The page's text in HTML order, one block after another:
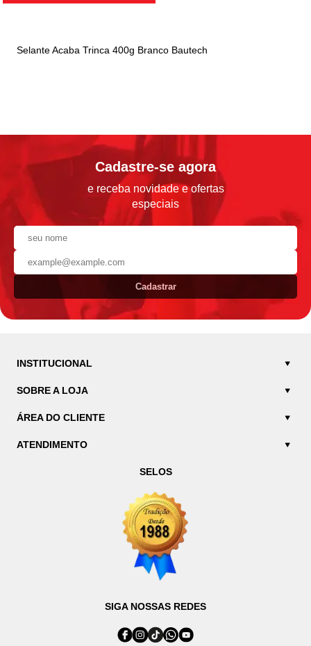
Selante Acaba Trinca 400g Branco Bautech
Cadastre-se agora
e receba novidade e ofertas
especiais
Cadastrar
INSTITUCIONAL
SOBRE A LOJA
ÁREA DO CLIENTE
ATENDIMENTO
SELOS
SIGA NOSSAS REDES